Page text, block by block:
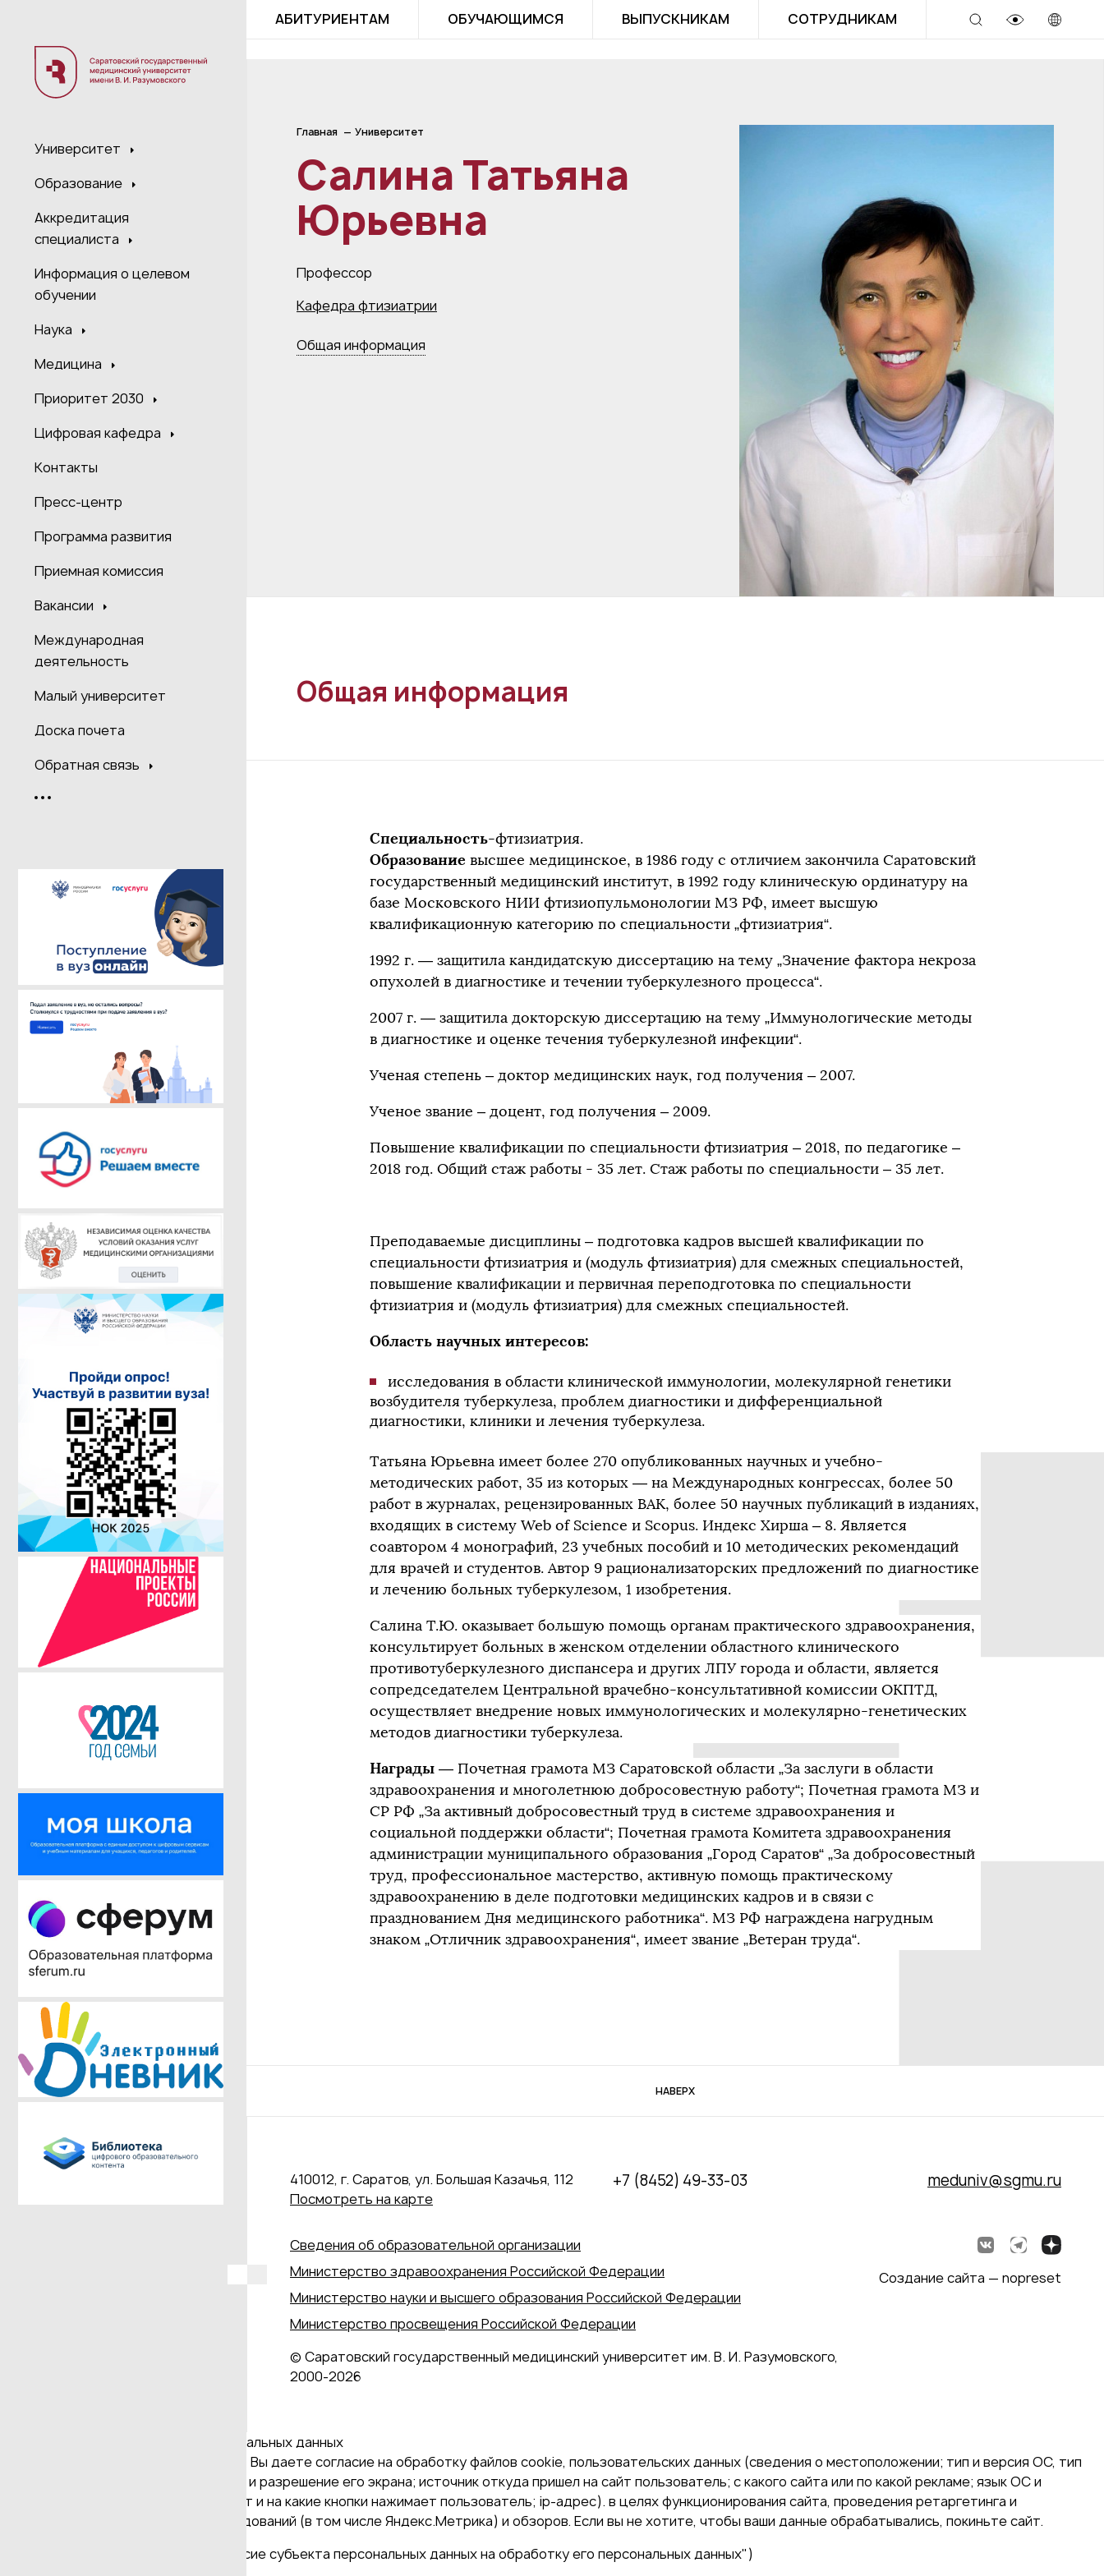
Университет
Образование
Аккредитация
специалиста
Информация о целевом
обучении
Наука
Медицина
Приоритет 2030
Цифровая кафедра
Контакты
Пресс-центр
Программа развития
Приемная комиссия
Вакансии
Международная
деятельность
Малый университет
Доска почета
Обратная связь
АБИТУРИЕНТАМ ОБУЧАЮЩИМСЯ ВЫПУСКНИКАМ СОТРУДНИКАМ
Главная Университет
Салина Татьяна
Юрьевна
Профессор
Кафедра фтизиатрии
Общая информация
Общая информация
Специальность-фтизиатрия.
Образование высшее медицинское, в 1986 году с отличием закончила Саратовский
государственный медицинский институт, в 1992 году клиническую ординатуру на
базе Московского НИИ фтизиопульмонологии МЗ РФ, имеет высшую
квалификационную категорию по специальности „фтизиатрия“.
1992 г. — защитила кандидатскую диссертацию на тему „Значение фактора некроза
опухолей в диагностике и течении туберкулезного процесса“.
2007 г. — защитила докторскую диссертацию на тему „Иммунологические методы
в диагностике и оценке течения туберкулезной инфекции“.
Ученая степень – доктор медицинских наук, год получения – 2007.
Ученое звание – доцент, год получения – 2009.
Повышение квалификации по специальности фтизиатрия – 2018, по педагогике –
2018 год. Общий стаж работы - 35 лет. Стаж работы по специальности – 35 лет.
Преподаваемые дисциплины – подготовка кадров высшей квалификации по
специальности фтизиатрия и (модуль фтизиатрия) для смежных специальностей,
повышение квалификации и первичная переподготовка по специальности
фтизиатрия и (модуль фтизиатрия) для смежных специальностей.
Область научных интересов:
исследования в области клинической иммунологии, молекулярной генетики
возбудителя туберкулеза, проблем диагностики и дифференциальной
диагностики, клиники и лечения туберкулеза.
Татьяна Юрьевна имеет более 270 опубликованных научных и учебно-
методических работ, 35 из которых — на Международных конгрессах, более 50
работ в журналах, рецензированных ВАК, более 50 научных публикаций в изданиях,
входящих в систему Web of Science и Scopus. Индекс Хирша – 8. Является
соавтором 4 монографий, 23 учебных пособий и 10 методических рекомендаций
для врачей и студентов. Автор 9 рационализаторских предложений по диагностике
и лечению больных туберкулезом, 1 изобретения.
Салина Т.Ю. оказывает большую помощь органам практического здравоохранения,
консультирует больных в женском отделении областного клинического
противотуберкулезного диспансера и других ЛПУ города и области, является
сопредседателем Центральной врачебно-консультативной комиссии ОКПТД,
осуществляет внедрение новых иммунологических и молекулярно-генетических
методов диагностики туберкулеза.
Награды — Почетная грамота МЗ Саратовской области „За заслуги в области
здравоохранения и многолетнюю добросовестную работу“; Почетная грамота МЗ и
СР РФ „За активный добросовестный труд в системе здравоохранения и
социальной поддержки области“; Почетная грамота Комитета здравоохранения
администрации муниципального образования „Город Саратов“ „За добросовестный
труд, профессиональное мастерство, активную помощь практическому
здравоохранению в деле подготовки медицинских кадров и в связи с
празднованием Дня медицинского работника“. МЗ РФ награждена нагрудным
знаком „Отличник здравоохранения“, имеет звание „Ветеран труда“.
НАВЕРХ
410012, г. Саратов, ул. Большая Казачья, 112
Посмотреть на карте
+7 (8452) 49-33-03 meduniv@sgmu.ru
Сведения об образовательной организации
Министерство здравоохранения Российской Федерации
Министерство науки и высшего образования Российской Федерации
Министерство просвещения Российской Федерации
© Саратовский государственный медицинский университет им. В. И. Разумовского,
2000‑2026
Создание сайта — nopreset
Даю согласие на обработку персональных данных
Продолжая использовать наш сайт, Вы даете согласие на обработку файлов cookie, пользовательских данных (сведения о местоположении; тип и версия ОС, тип
и версия Браузера; тип устройства и разрешение его экрана; источник откуда пришел на сайт пользователь; с какого сайта или по какой рекламе; язык ОС и
Браузер; какие страницы открывает и на какие кнопки нажимает пользователь; ip-адрес). в целях функционирования сайта, проведения ретаргетинга и
проведения статистических исследований (в том числе Яндекс.Метрика) и обзоров. Если вы не хотите, чтобы ваши данные обрабатывались, покиньте сайт.
(требование ФЗ №152 ч. (9) "Согласие субъекта персональных данных на обработку его персональных данных")